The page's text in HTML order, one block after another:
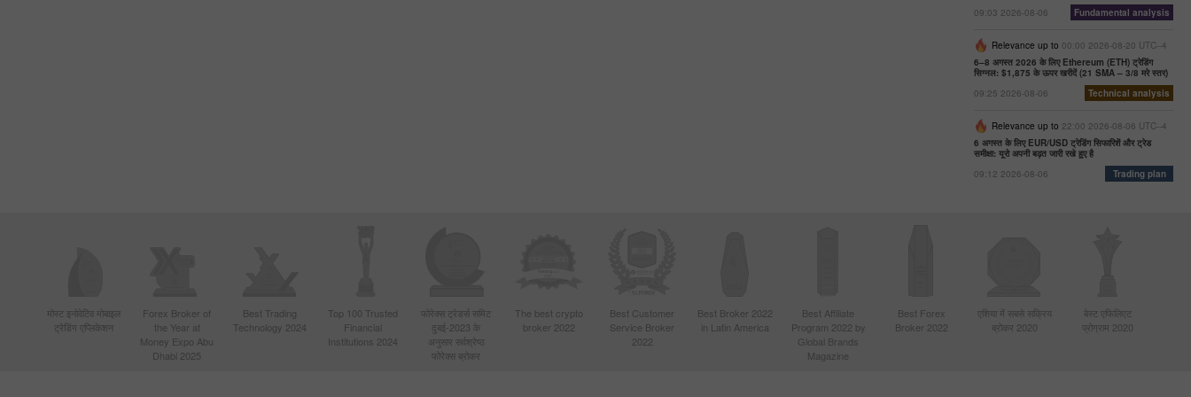
09:03 2026-08-06
Fundamental analysis
Relevance up to 00:00 2026-08-20 UTC--4
6–8 अगस्त 2026 के लिए Ethereum (ETH) ट्रेडिंग
सिग्नल: $1,875 के ऊपर खरीदें (21 SMA – 3/8 मरे स्तर)
09:25 2026-08-06
Technical analysis
Relevance up to 22:00 2026-08-06 UTC--4
6 अगस्त के लिए EUR/USD ट्रेडिंग सिफारिशें और ट्रेड
समीक्षा: यूरो अपनी बढ़त जारी रखे हुए है
09:12 2026-08-06
Trading plan
मोस्ट इनोवेटिव मोबाइल
ट्रेडिंग एप्लिकेशन
Forex Broker of
the Year at
Money Expo Abu
Dhabi 2025
Best Trading
Technology 2024
Top 100 Trusted
Financial
Institutions 2024
फोरेक्स ट्रेडर्स समिट
दुबई-2023 के
अनुसार सर्वश्रेष्ठ
फोरेक्स ब्रोकर
The best crypto
broker 2022
Best Customer
Service Broker
2022
Best Broker 2022
in Latin America
Best Affiliate
Program 2022 by
Global Brands
Magazine
Best Forex
Broker 2022
एशिया में सबसे सक्रिय
ब्रोकर 2020
बेस्ट एफिलिएट
प्रोग्राम 2020